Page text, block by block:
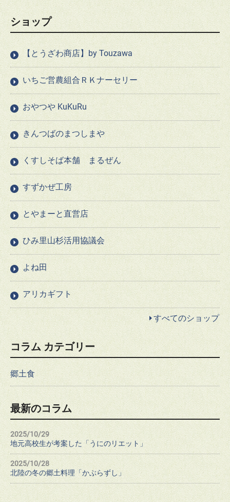
ショップ
【とうざわ商店】by Touzawa
いちご営農組合ＲＫナーセリー
おやつや KuKuRu
きんつばのまつしまや
くすしそば本舗 まるぜん
すずかぜ工房
とやまーと直営店
ひみ里山杉活用協議会
よね田
アリカギフト
すべてのショップ
コラム カテゴリー
郷土食
最新のコラム
2025/10/29
地元高校生が考案した「うにのリエット」
2025/10/28
北陸の冬の郷土料理「かぶらずし」